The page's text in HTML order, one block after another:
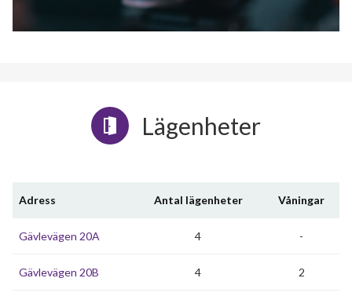
Lägenheter
Adress Antal lägenheter Våningar
Gävlevägen 20A 4 -
Gävlevägen 20B 4 2